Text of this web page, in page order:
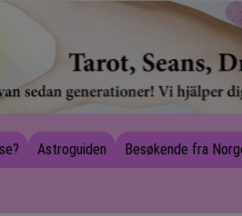
Astroguiden Besøkende fra